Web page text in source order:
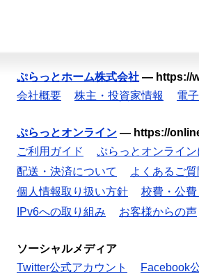
ぷらっとホーム株式会社 — https://
会社概要
株主・投資家情報 電
ぷらっとオンライン — https://
ご利用ガイド
ぷらっとオンライン
配送・決済について
よくあるご質
個人情報取り扱い方針
校費・公
IPv6への取り組み
お客様からの声
ソーシャルメディア
Twitter公式アカウント
Facebook